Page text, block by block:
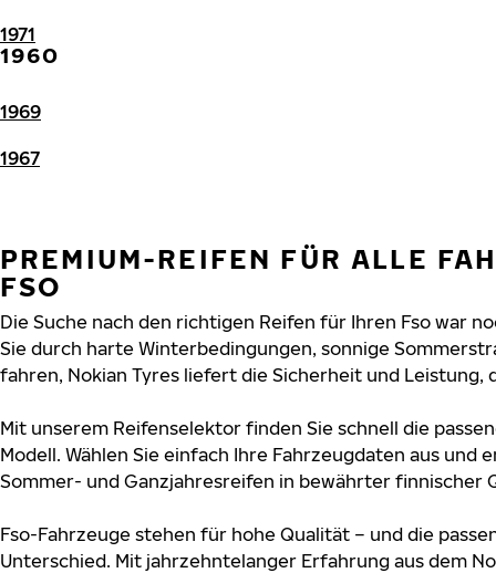
1971
1960
1969
1967
PREMIUM-REIFEN FÜR ALLE
FSO
Die Suche nach den richtigen Reifen für Ihren Fso war
Sie durch harte Winterbedingungen, sonnige
fahren, Nokian Tyres liefert die Sicherheit und Leistung,
Mit unserem Reifenselektor finden Sie schnell die
Modell. Wählen Sie einfach Ihre Fahrzeugdaten aus und
Sommer- und Ganzjahresreifen in bewährter finnischer
Fso-Fahrzeuge stehen für hohe Qualität – und die
Unterschied. Mit jahrzehntelanger Erfahrung aus dem